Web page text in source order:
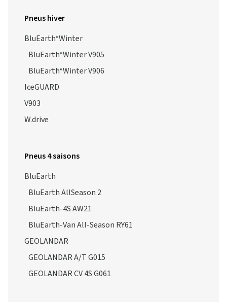
Pneus hiver
BluEarth*Winter
BluEarth*Winter V905
BluEarth*Winter V906
IceGUARD
V903
W.drive
Pneus 4 saisons
BluEarth
BluEarth AllSeason 2
BluEarth-4S AW21
BluEarth-Van All-Season RY61
GEOLANDAR
GEOLANDAR A/T G015
GEOLANDAR CV 4S G061